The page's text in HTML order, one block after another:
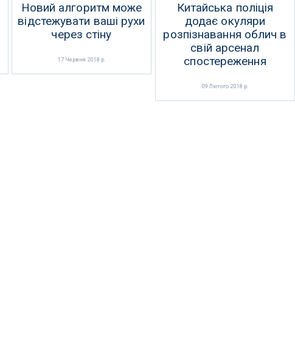
Новий алгоритм може
відстежувати ваші рухи
через стіну
17 Червня 2018 р.
Китайська поліція
додає окуляри
розпізнавання облич в
свій арсенал
спостереження
09 Лютого 2018 р.